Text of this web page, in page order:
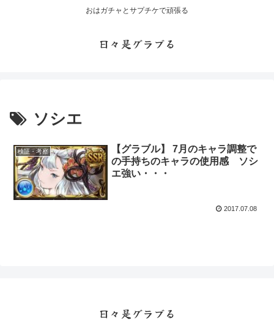
おはガチャとサプチケで頑張る
日々是グラブる
ソシエ
検証・考察
【グラブル】 7月のキャラ調整で
の手持ちのキャラの使用感 ソシ
エ強い・・・
2017.07.08
日々是グラブる